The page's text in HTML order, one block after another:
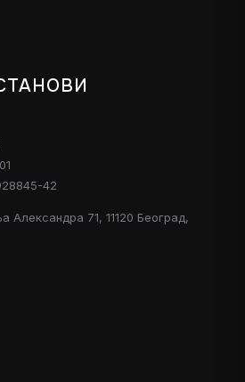
42
Александра 71, 11120 Београд,